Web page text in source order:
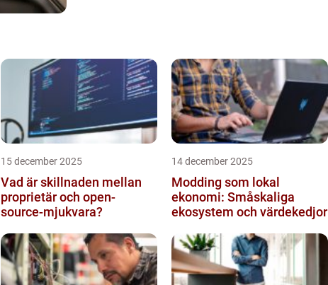
15 december 2025
Vad är skillnaden mellan
proprietär och open-
source-mjukvara?
14 december 2025
Modding som lokal
ekonomi: Småskaliga
ekosystem och värdekedjor